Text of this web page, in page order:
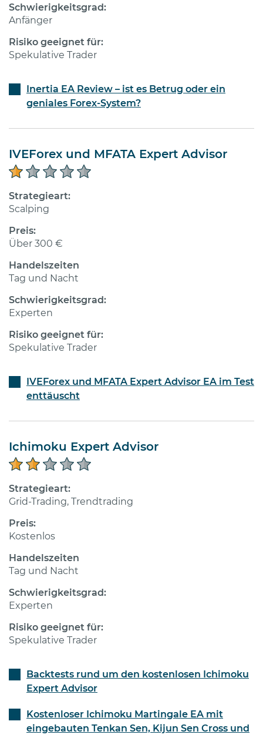
Schwierigkeitsgrad:
Anfänger
Risiko geeignet für:
Spekulative Trader
Inertia EA Review – ist es Betrug oder ein
geniales Forex-System?
IVEForex und MFATA Expert Advisor
Strategieart:
Scalping
Preis:
Über 300 €
Handelszeiten
Tag und Nacht
Schwierigkeitsgrad:
Experten
Risiko geeignet für:
Spekulative Trader
IVEForex und MFATA Expert Advisor EA im Test
enttäuscht
Ichimoku Expert Advisor
Strategieart:
Grid-Trading, Trendtrading
Preis:
Kostenlos
Handelszeiten
Tag und Nacht
Schwierigkeitsgrad:
Experten
Risiko geeignet für:
Spekulative Trader
Backtests rund um den kostenlosen Ichimoku
Expert Advisor
Kostenloser Ichimoku Martingale EA mit
eingebauten Tenkan Sen, Kijun Sen Cross und